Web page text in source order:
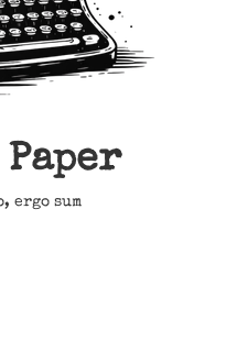
ergo sum